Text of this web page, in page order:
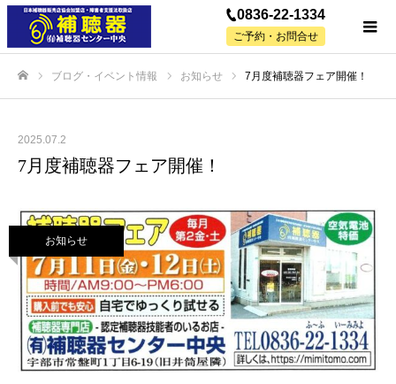
0836-22-1334
ご予約・お問合せ
ブログ・イベント情報 お知らせ 7月度補聴器フェア開催！
2025.07.2
7月度補聴器フェア開催！
お知らせ